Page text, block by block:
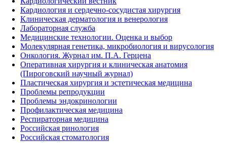
Кардиология и сердечно-сосудистая хирургия
Клиническая дерматология и венерология
Лабораторная служба
Медицинские технологии. Оценка и выбор
Молекулярная генетика, микробиология и вирусология
Онкология. Журнал им. П.А. Герцена
Оперативная хирургия и клиническая анатомия
(Пироговский научный журнал)
Пластическая хирургия и эстетическая медицина
Проблемы репродукции
Проблемы эндокринологии
Профилактическая медицина
Респираторная медицина
Российская ринология
Российская стоматология